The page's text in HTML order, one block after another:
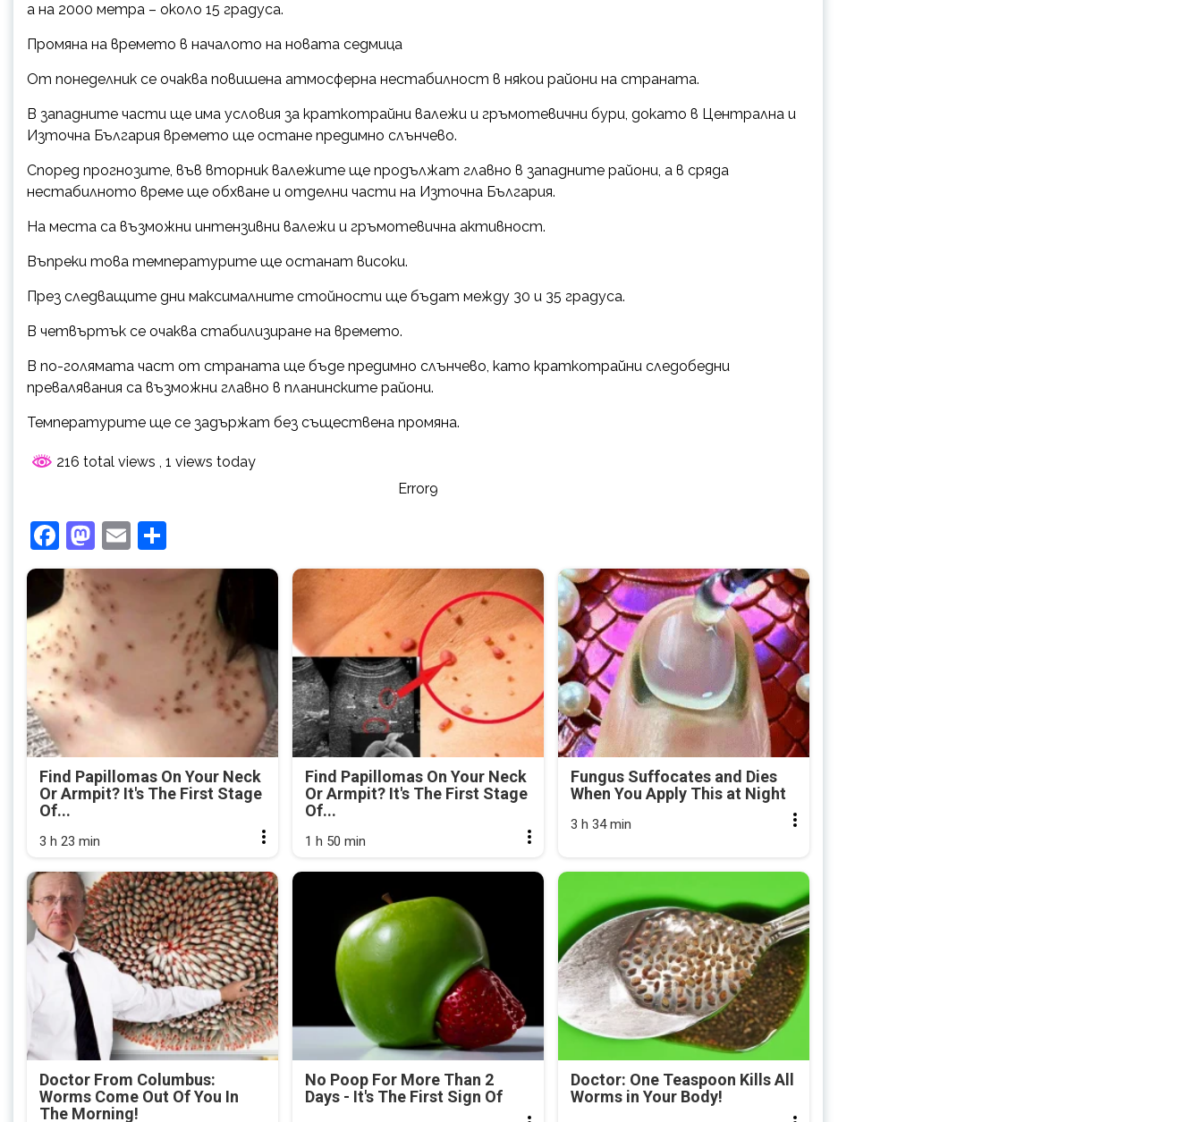
а на 2000 метра – около 15 градуса.
Промяна на времето в началото на новата седмица
От понеделник се очаква повишена атмосферна нестабилност в някои райони на страната.
В западните части ще има условия за краткотрайни валежи и гръмотевични бури, докато в Централна и
Източна България времето ще остане предимно слънчево.
Според прогнозите, във вторник валежите ще продължат главно в западните райони, а в сряда
нестабилното време ще обхване и отделни части на Източна България.
На места са възможни интензивни валежи и гръмотевична активност.
Въпреки това температурите ще останат високи.
През следващите дни максималните стойности ще бъдат между 30 и 35 градуса.
В четвъртък се очаква стабилизиране на времето.
В по-голямата част от страната ще бъде предимно слънчево, като краткотрайни следобедни
превалявания са възможни главно в планинските райони.
Температурите ще се задържат без съществена промяна.
216 total views , 1 views today
Error9
Facebook
Mastodon
Email
Find Papillomas On Your Neck
Or Armpit? It's The First Stage
Of...
3 h 23 min
Find Papillomas On Your Neck
Or Armpit? It's The First Stage
Of...
1 h 50 min
Fungus Suffocates and Dies
When You Apply This at Night
3 h 34 min
Doctor From Columbus:
Worms Come Out Of You In
The Morning!
No Poop For More Than 2
Days - It's The First Sign Of
Doctor: One Teaspoon Kills All
Worms in Your Body!